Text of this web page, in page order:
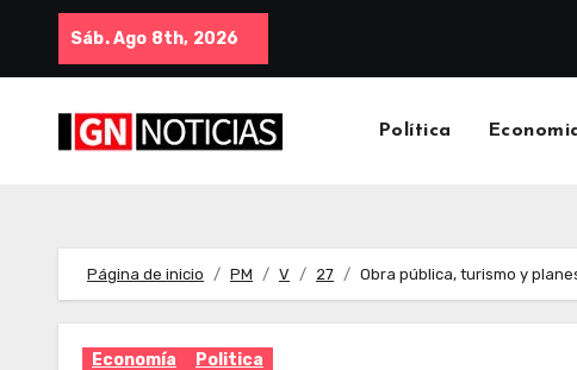
Sáb. Ago 8th, 2026
Política
Página de inicio PM V 27 Obra pública, turismo y
Economía Politica